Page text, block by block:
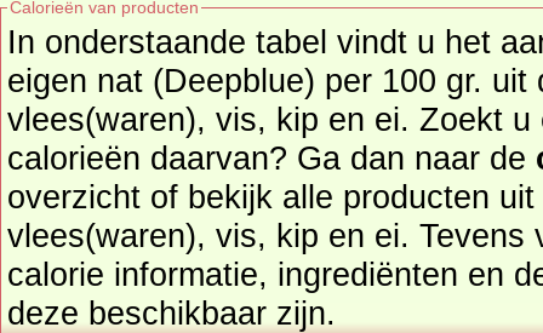
Calorieën van producten
In onderstaande tabel vindt u het
eigen nat (Deepblue) per 100 gr. uit de productgroep
vlees(waren), vis, kip en ei. Zoekt
calorieën daarvan? Ga dan naar de
overzicht of bekijk alle producten
vlees(waren), vis, kip en ei. Tevens vindt u ook de uitgebreide
calorie informatie, ingrediënten en de
deze beschikbaar zijn.